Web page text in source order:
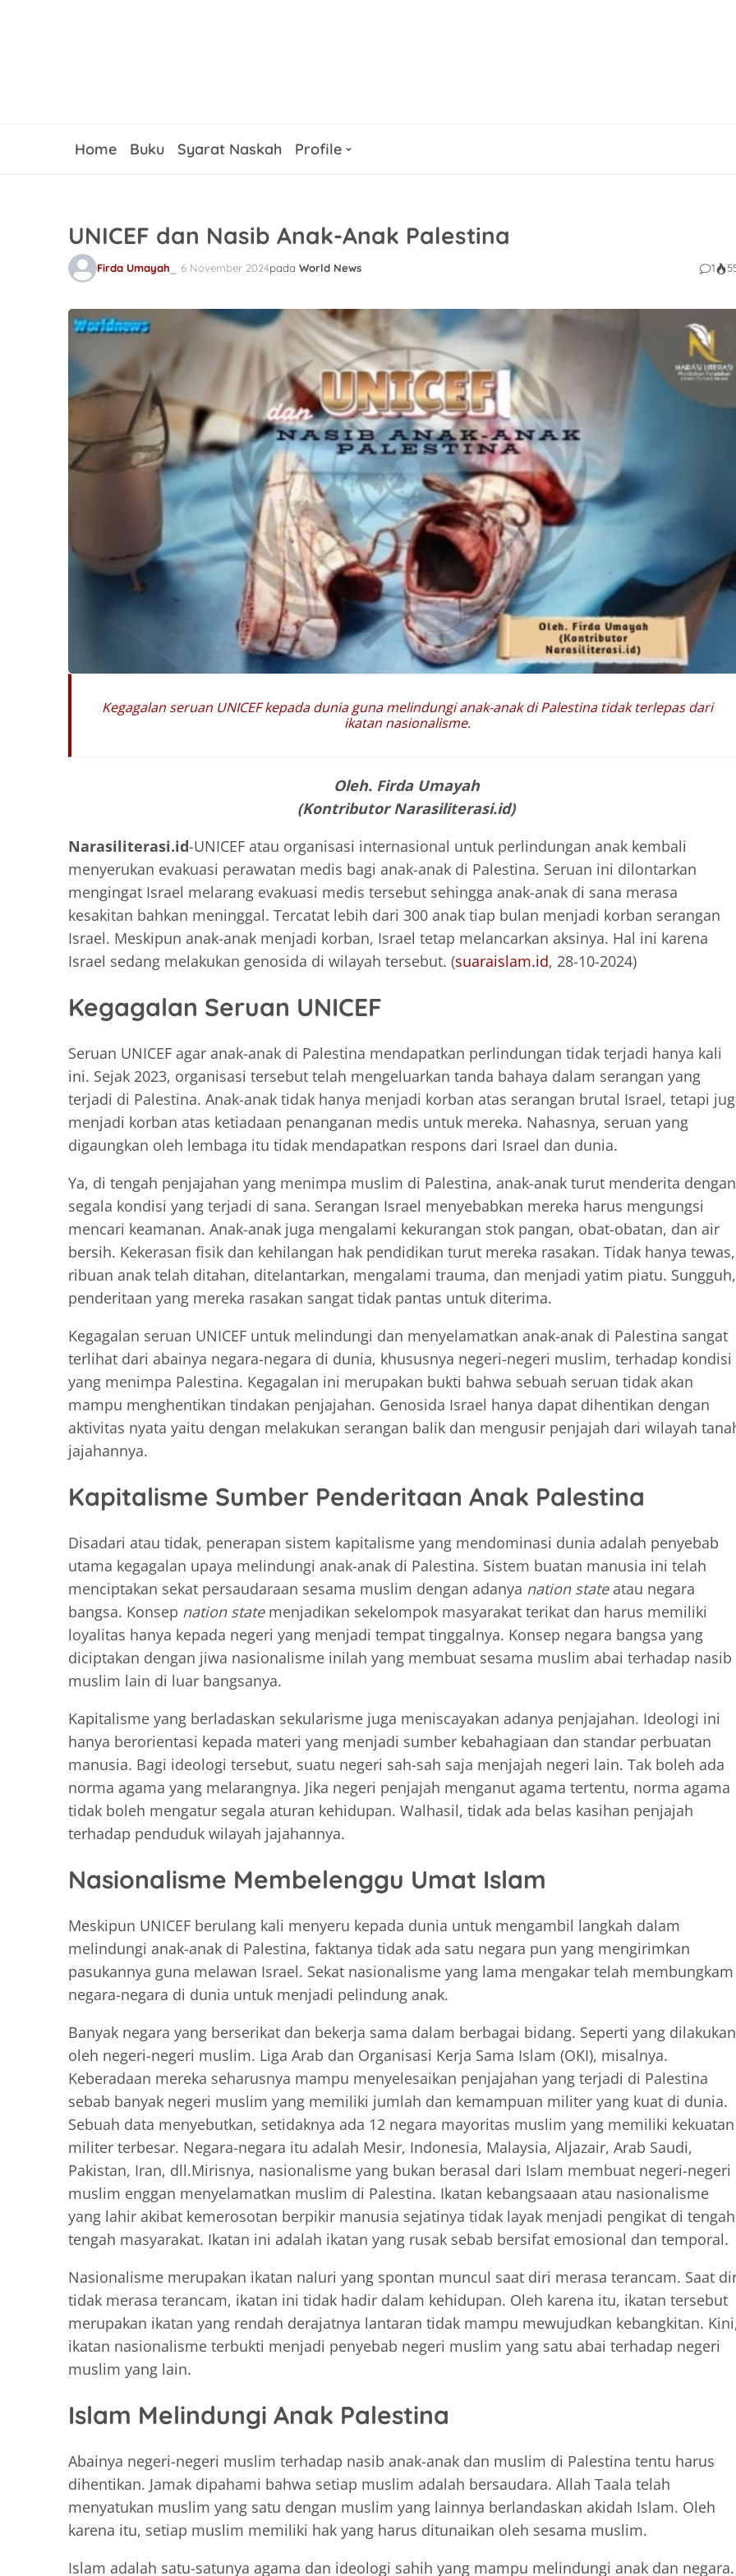
Home Buku Syarat Naskah Profile
UNICEF dan Nasib Anak-Anak Palestina
Firda Umayah 6 November 2024pada World News 1
Kegagalan seruan UNICEF kepada dunia guna melindungi anak-anak di Palestina tidak terlepas dari
ikatan nasionalisme.
Oleh. Firda Umayah
(Kontributor Narasiliterasi.id)
Narasiliterasi.id-UNICEF atau organisasi internasional untuk perlindungan anak kembali
menyerukan evakuasi perawatan medis bagi anak-anak di Palestina. Seruan ini dilontarkan
mengingat Israel melarang evakuasi medis tersebut sehingga anak-anak di sana merasa
kesakitan bahkan meninggal. Tercatat lebih dari 300 anak tiap bulan menjadi korban serangan
Israel. Meskipun anak-anak menjadi korban, Israel tetap melancarkan aksinya. Hal ini karena
Israel sedang melakukan genosida di wilayah tersebut. (suaraislam.id, 28-10-2024)
Kegagalan Seruan UNICEF
Seruan UNICEF agar anak-anak di Palestina mendapatkan perlindungan tidak terjadi hanya kali
ini. Sejak 2023, organisasi tersebut telah mengeluarkan tanda bahaya dalam serangan yang
terjadi di Palestina. Anak-anak tidak hanya menjadi korban atas serangan brutal Israel, tetapi
menjadi korban atas ketiadaan penanganan medis untuk mereka. Nahasnya, seruan yang
digaungkan oleh lembaga itu tidak mendapatkan respons dari Israel dan dunia.
Ya, di tengah penjajahan yang menimpa muslim di Palestina, anak-anak turut menderita dengan
segala kondisi yang terjadi di sana. Serangan Israel menyebabkan mereka harus mengungsi
mencari keamanan. Anak-anak juga mengalami kekurangan stok pangan, obat-obatan, dan air
bersih. Kekerasan fisik dan kehilangan hak pendidikan turut mereka rasakan. Tidak hanya tewas,
ribuan anak telah ditahan, ditelantarkan, mengalami trauma, dan menjadi yatim piatu. Sungguh,
penderitaan yang mereka rasakan sangat tidak pantas untuk diterima.
Kegagalan seruan UNICEF untuk melindungi dan menyelamatkan anak-anak di Palestina sangat
terlihat dari abainya negara-negara di dunia, khususnya negeri-negeri muslim, terhadap kondisi
yang menimpa Palestina. Kegagalan ini merupakan bukti bahwa sebuah seruan tidak akan
mampu menghentikan tindakan penjajahan. Genosida Israel hanya dapat dihentikan dengan
aktivitas nyata yaitu dengan melakukan serangan balik dan mengusir penjajah dari wilayah
jajahannya.
Kapitalisme Sumber Penderitaan Anak Palestina
Disadari atau tidak, penerapan sistem kapitalisme yang mendominasi dunia adalah penyebab
utama kegagalan upaya melindungi anak-anak di Palestina. Sistem buatan manusia ini telah
menciptakan sekat persaudaraan sesama muslim dengan adanya nation stateatau negara
bangsa. Konsep nation statemenjadikan sekelompok masyarakat terikat dan harus memiliki
loyalitas hanya kepada negeri yang menjadi tempat tinggalnya. Konsep negara bangsa yang
diciptakan dengan jiwa nasionalisme inilah yang membuat sesama muslim abai terhadap nasib
muslim lain di luar bangsanya.
Kapitalisme yang berladaskan sekularisme juga meniscayakan adanya penjajahan. Ideologi ini
hanya berorientasi kepada materi yang menjadi sumber kebahagiaan dan standar perbuatan
manusia. Bagi ideologi tersebut, suatu negeri sah-sah saja menjajah negeri lain. Tak boleh ada
norma agama yang melarangnya. Jika negeri penjajah menganut agama tertentu, norma agama
tidak boleh mengatur segala aturan kehidupan. Walhasil, tidak ada belas kasihan penjajah
terhadap penduduk wilayah jajahannya.
Nasionalisme Membelenggu Umat Islam
Meskipun UNICEF berulang kali menyeru kepada dunia untuk mengambil langkah dalam
melindungi anak-anak di Palestina, faktanya tidak ada satu negara pun yang mengirimkan
pasukannya guna melawan Israel. Sekat nasionalisme yang lama mengakar telah membungkam
negara-negara di dunia untuk menjadi pelindung anak.
Banyak negara yang berserikat dan bekerja sama dalam berbagai bidang. Seperti yang dilakukan
oleh negeri-negeri muslim. Liga Arab dan Organisasi Kerja Sama Islam (OKI), misalnya.
Keberadaan mereka seharusnya mampu menyelesaikan penjajahan yang terjadi di Palestina
sebab banyak negeri muslim yang memiliki jumlah dan kemampuan militer yang kuat di dunia.
Sebuah data menyebutkan, setidaknya ada 12 negara mayoritas muslim yang memiliki kekuatan
militer terbesar. Negara-negara itu adalah Mesir, Indonesia, Malaysia, Aljazair, Arab Saudi,
Pakistan, Iran, dll.Mirisnya, nasionalisme yang bukan berasal dari Islam membuat negeri-negeri
muslim enggan menyelamatkan muslim di Palestina. Ikatan kebangsaaan atau nasionalisme
yang lahir akibat kemerosotan berpikir manusia sejatinya tidak layak menjadi pengikat di
tengah masyarakat. Ikatan ini adalah ikatan yang rusak sebab bersifat emosional dan temporal.
Nasionalisme merupakan ikatan naluri yang spontan muncul saat diri merasa terancam. Saat
tidak merasa terancam, ikatan ini tidak hadir dalam kehidupan. Oleh karena itu, ikatan tersebut
merupakan ikatan yang rendah derajatnya lantaran tidak mampu mewujudkan kebangkitan.
ikatan nasionalisme terbukti menjadi penyebab negeri muslim yang satu abai terhadap negeri
muslim yang lain.
Islam Melindungi Anak Palestina
Abainya negeri-negeri muslim terhadap nasib anak-anak dan muslim di Palestina tentu harus
dihentikan. Jamak dipahami bahwa setiap muslim adalah bersaudara. Allah Taala telah
menyatukan muslim yang satu dengan muslim yang lainnya berlandaskan akidah Islam. Oleh
karena itu, setiap muslim memiliki hak yang harus ditunaikan oleh sesama muslim.
Islam adalah satu-satunya agama dan ideologi sahih yang mampu melindungi anak dan negara.